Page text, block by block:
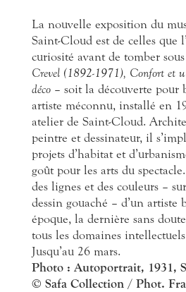
La nouvelle exposition du
Saint-Cloud est de celles que
curiosité avant de tomber
Crevel (1892-1971), Confort et
déco – soit la découverte pour
artiste méconnu, installé en
atelier de Saint-Cloud.
peintre et dessinateur, il
projets d’habitat et
goût pour les arts du
des lignes et des couleurs –
dessin gouaché – d’un artiste
époque, la dernière sans
tous les domaines
Jusqu’au 26 mars.
Photo : Autoportrait, 1931,
© Safa Collection / Phot.